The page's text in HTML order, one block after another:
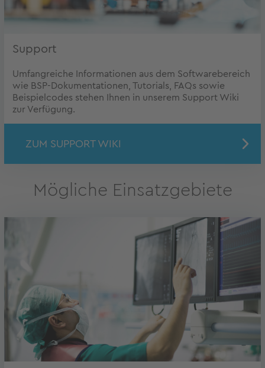
Support
Umfangreiche Informationen aus dem Softwarebereich
wie BSP-Dokumentationen, Tutorials, FAQs sowie
Beispielcodes stehen Ihnen in unserem Support Wiki
zur Verfügung.
ZUM SUPPORT WIKI
Mögliche Einsatzgebiete